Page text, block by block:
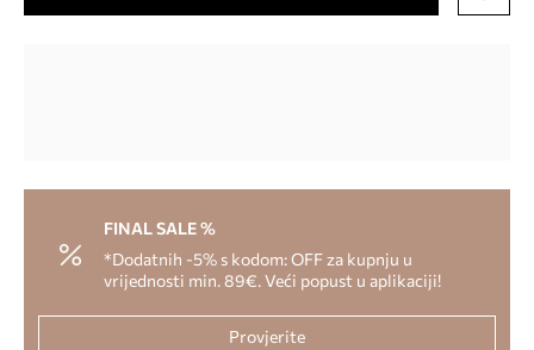
FINAL SALE %
*Dodatnih -5% s kodom: OFF za kupnju u
vrijednosti min. 89€. Veći popust u aplikaciji!
Provjerite